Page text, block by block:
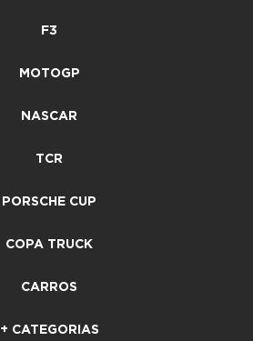
F3
MOTOGP
NASCAR
TCR
PORSCHE CUP
COPA TRUCK
CARROS
+ CATEGORIAS